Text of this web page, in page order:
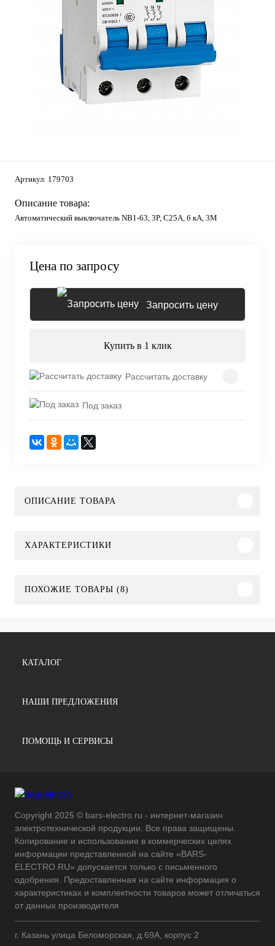
Артикул: 179703
Описание товара:
Автоматический выключатель NB1-63, 3P, C25А, 6 кА, 3М
Цена по запросу
Запросить цену
Купить в 1 клик
Рассчитать доставку
Под заказ
ОПИСАНИЕ ТОВАРА
ХАРАКТЕРИСТИКИ
ПОХОЖИЕ ТОВАРЫ (8)
КАТАЛОГ
НАШИ ПРЕДЛОЖЕНИЯ
ПОМОЩЬ И СЕРВИСЫ
Copyright 2025 © bars-electro.ru - интернет-магазин
электротехнической продукции. Все права защищены.
Копирование и использование в коммерческих целях
информации представленной на сайте «BARS-
ELECTRO.RU» допускается только с письменного
одобрения. Предоставленная на сайте информация о
характеристиках и комплектности товаров может отличаться
от данных производителя
г. Казань улица Беломорская, д.69А, корпус 2